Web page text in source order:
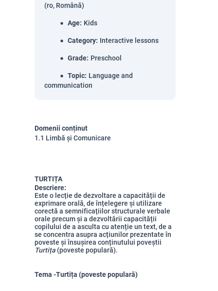
(ro, Română)
Age: Kids
Category: Interactive lessons
Grade: Preschool
Topic: Language and
communication
Domenii conținut
1.1 Limbă și Comunicare
TURTIȚA
Descriere:
Este o lecție de dezvoltare a capacității de
exprimare orală, de înțelegere și utilizare
corectă a semnificațiilor structurale verbale
orale precum și a dezvoltării capacității
copilului de a asculta cu atenție un text, de a
se concentra asupra acțiunilor prezentate în
poveste și însușirea conținutului poveștii
Turtița (poveste populară).
Tema -Turtița (poveste populară)